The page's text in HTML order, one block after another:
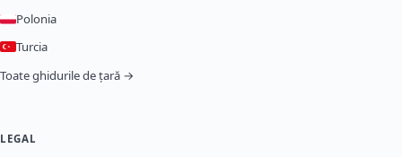
Polonia
Turcia
Toate ghidurile de țară →
LEGAL